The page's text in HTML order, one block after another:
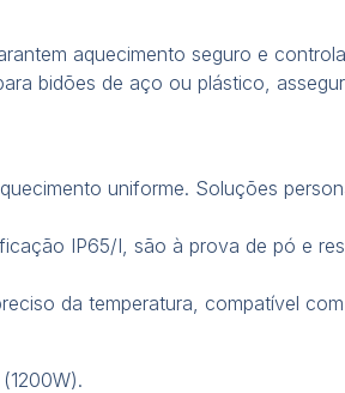
aquecimento seguro e
bidões de aço ou plástico,
uniforme. Soluções
IP65/I, são à prova de pó e
da temperatura, compatível